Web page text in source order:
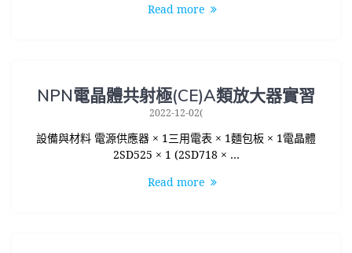
Read more
NPN電晶體共射極(CE)A類放大器實習
2022-12-02(
設備與材料 電源供應器 × 1三用電表 × 1麵包板 × 1電晶體
2SD525 × 1 (2SD718 × …
Read more